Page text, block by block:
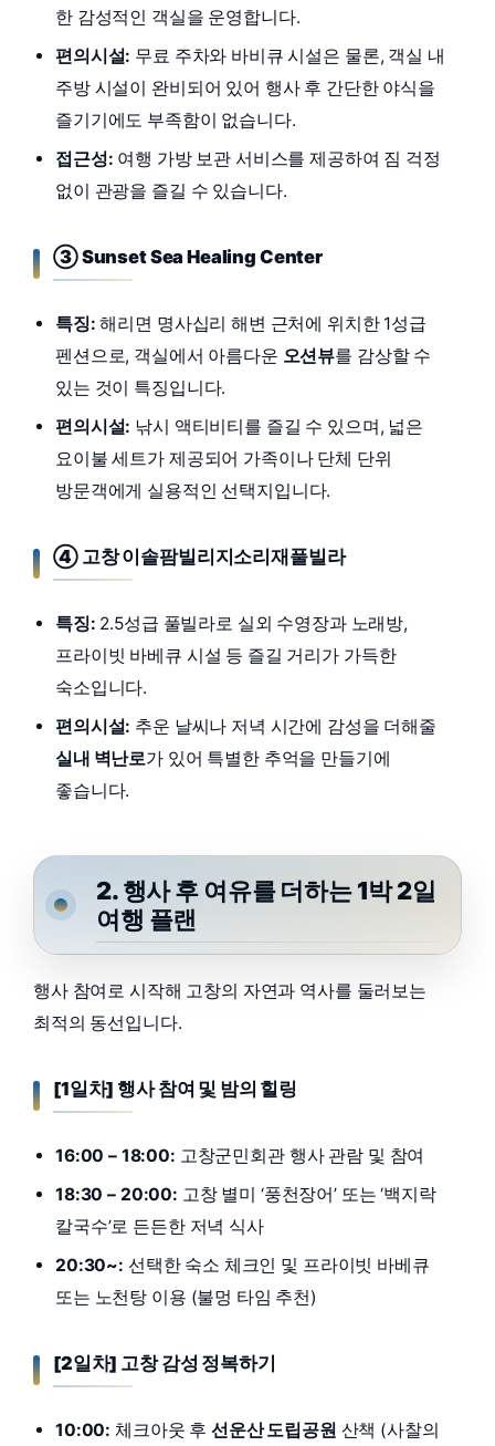
한 감성적인 객실을 운영합니다.
편의시설: 무료 주차와 바비큐 시설은 물론, 객실 내
주방 시설이 완비되어 있어 행사 후 간단한 야식을
즐기기에도 부족함이 없습니다.
접근성: 여행 가방 보관 서비스를 제공하여 짐 걱정
없이 관광을 즐길 수 있습니다.
③ Sunset Sea Healing Center
특징: 해리면 명사십리 해변 근처에 위치한 1성급
펜션으로, 객실에서 아름다운 오션뷰를 감상할 수
있는 것이 특징입니다.
편의시설: 낚시 액티비티를 즐길 수 있으며, 넓은
요이불 세트가 제공되어 가족이나 단체 단위
방문객에게 실용적인 선택지입니다.
④ 고창 이솔팜빌리지소리재풀빌라
특징: 2.5성급 풀빌라로 실외 수영장과 노래방,
프라이빗 바베큐 시설 등 즐길 거리가 가득한
숙소입니다.
편의시설: 추운 날씨나 저녁 시간에 감성을 더해줄
실내 벽난로가 있어 특별한 추억을 만들기에
좋습니다.
2. 행사 후 여유를 더하는 1박 2일
여행 플랜
행사 참여로 시작해 고창의 자연과 역사를 둘러보는
최적의 동선입니다.
[1일차] 행사 참여 및 밤의 힐링
16:00 – 18:00: 고창군민회관 행사 관람 및 참여
18:30 – 20:00: 고창 별미 ‘풍천장어’ 또는 ‘백지락
칼국수’로 든든한 저녁 식사
20:30~: 선택한 숙소 체크인 및 프라이빗 바베큐
또는 노천탕 이용 (불멍 타임 추천)
[2일차] 고창 감성 정복하기
10:00: 체크아웃 후 선운산 도립공원 산책 (사찰의